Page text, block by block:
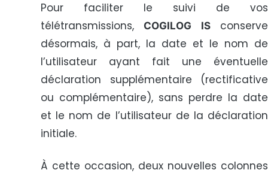
Pour faciliter le suivi de vos
télétransmissions,
COGILOG ISconserve
désormais, à part, la date et le nom de
l’utilisateur ayant fait une éventuelle
déclaration supplémentaire (rectificative
ou complémentaire), sans perdre la date
et le nom de l’utilisateur de la déclaration
initiale.
À cette occasion, deux nouvelles colonnes